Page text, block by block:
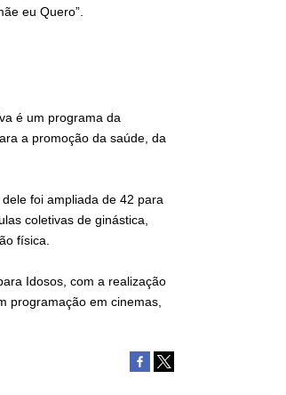
eu Quero”.
é um programa da
a promoção da saúde, da
foi ampliada de 42 para
coletivas de ginástica,
física.
Idosos, com a realização
programação em cinemas,